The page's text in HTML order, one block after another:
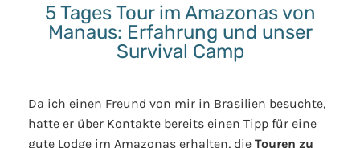
5 Tages Tour im Amazonas von
Manaus: Erfahrung und unser
Survival Camp
Da ich einen Freund von mir in Brasilien besuchte,
hatte er über Kontakte bereits einen Tipp für eine
gute Lodge im Amazonas erhalten, die Touren zu